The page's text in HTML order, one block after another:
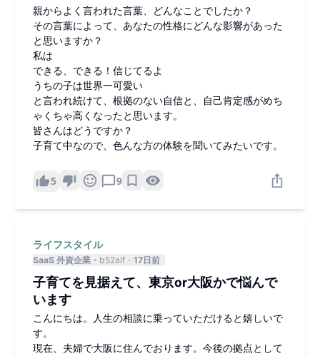
親からよく言われた言葉、どんなことでしたか？
その言葉によって、あなたの性格にどんな影響があった
と思いますか？
私は
できる、できる！信じてるよ
うちの子は世界一可愛い
と言われ続けて、根拠のない自信と、自己肯定感がめち
ゃくちゃ高くなったと思います。
皆さんはどうですか？
子育て中なので、色んな方の体験を聞いてみたいです。
5 9
ライフスタイル
SaaS 外資企業 b52aif 17日前
子育てを見据えて、東京or大阪かで悩んで
います
こんにちは。人生の相談に乗っていただけると嬉しいで
す。
現在、夫婦で大阪に住んでおります。今後の拠点として